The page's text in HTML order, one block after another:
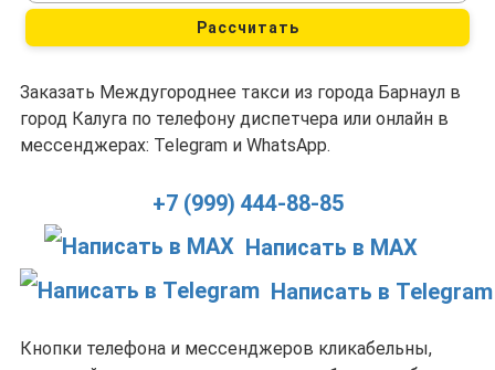
Рассчитать
Заказать Междугороднее такси из города Барнаул в
город Калуга по телефону диспетчера или онлайн в
мессенджерах: Telegram и WhatsApp.
+7 (999) 444-88-85
Написать в MAX
Написать в Telegram
Кнопки телефона и мессенджеров кликабельны,